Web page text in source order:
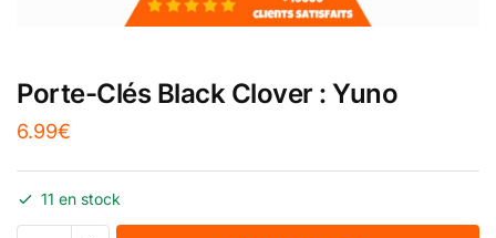
Porte-Clés Black Clover : Yuno
6.99€
11 en stock